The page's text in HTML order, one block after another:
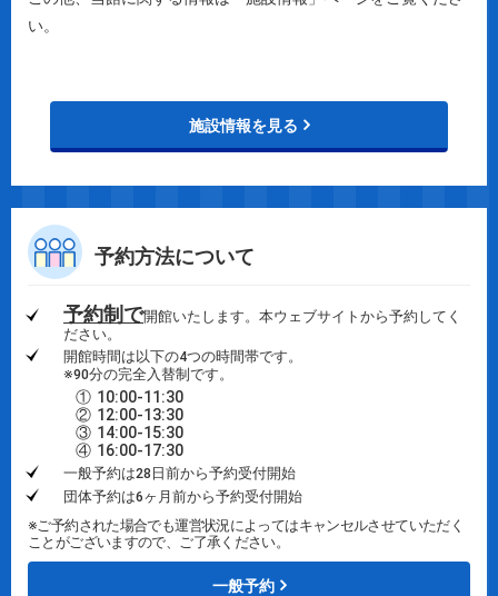
い。
施設情報を見る
予約方法について
予約制で開館いたします。本ウェブサイトから予約してく
ださい。
開館時間は以下の4つの時間帯です。
※90分の完全入替制です。
① 10:00-11:30
② 12:00-13:30
③ 14:00-15:30
④ 16:00-17:30
一般予約は28日前から予約受付開始
団体予約は6ヶ月前から予約受付開始
※ご予約された場合でも運営状況によってはキャンセルさせていただく
ことがございますので、ご了承ください。
一般予約